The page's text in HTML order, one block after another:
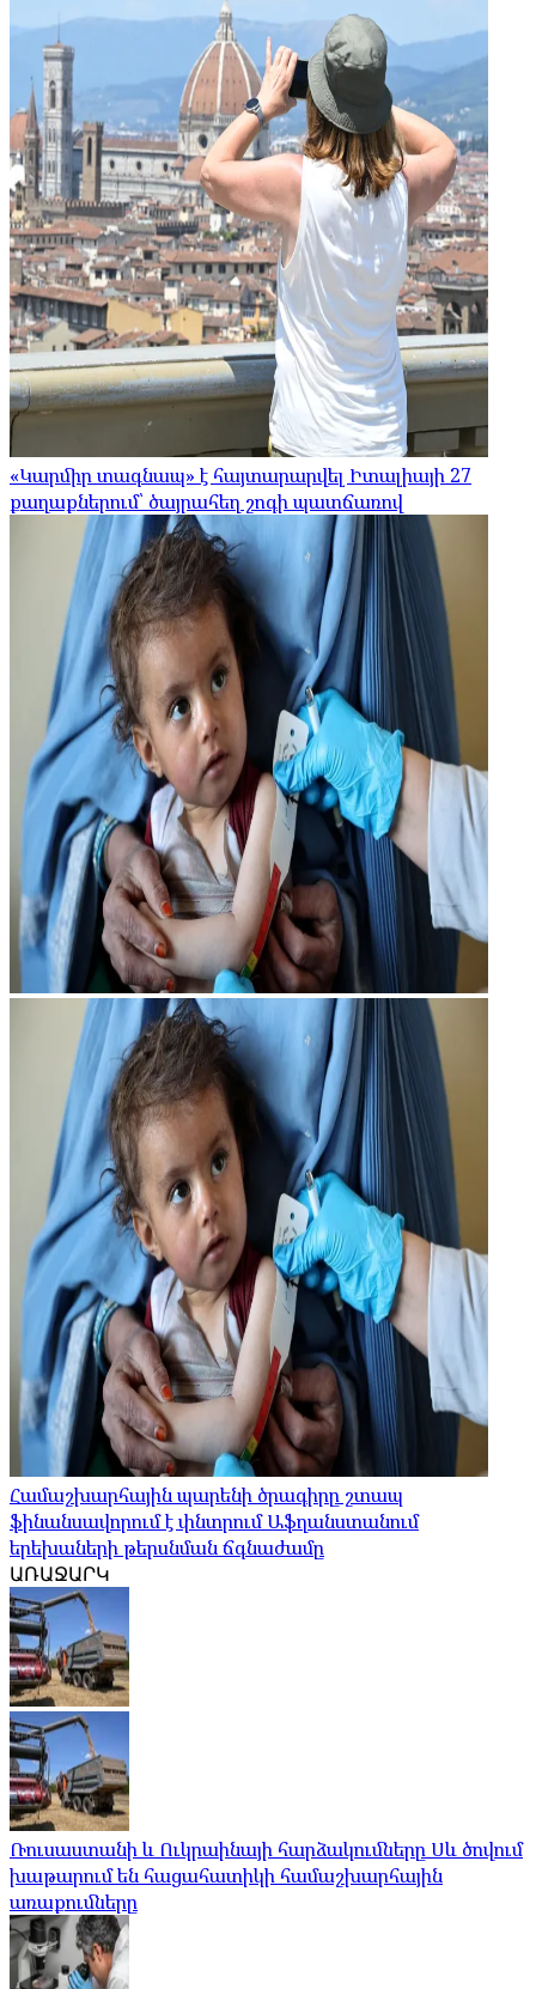
«Կարմիր տագնապ» է հայտարարվել Իտալիայի 27
քաղաքներում՝ ծայրահեղ շոգի պատճառով
Համաշխարհային պարենի ծրագիրը շտապ
ֆինանսավորում է փնտրում Աֆղանստանում
երեխաների թերսնման ճգնաժամը
ԱՌԱՋԱՐԿ
Ռուսաստանի և Ուկրաինայի հարձակումները Սև ծովում
խաթարում են հացահատիկի համաշխարհային
առաքումները